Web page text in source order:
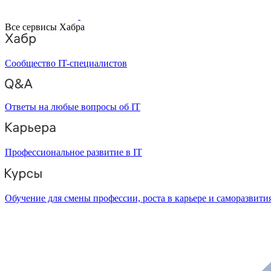
Все сервисы Хабра
Сообщество IT-специалистов
Ответы на любые вопросы об IT
Профессиональное развитие в IT
Обучение для смены профессии, роста в карьере и